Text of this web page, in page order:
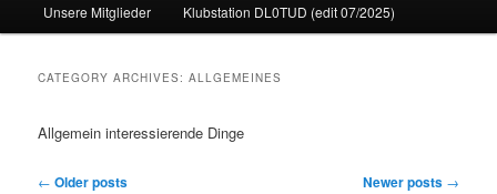
Unsere Mitglieder Klubstation DL0TUD (edit 07/2025)
CATEGORY ARCHIVES:ALLGEMEINES
Allgemein interessierende Dinge
Post
← Older posts Newer posts →